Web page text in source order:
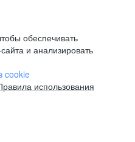
обеспечивать
и анализировать
cookie
использования